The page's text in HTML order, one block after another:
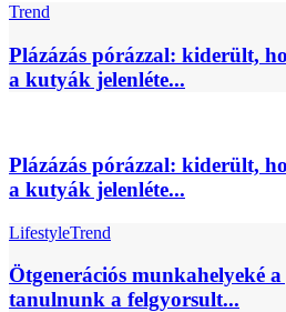
Trend
Plázázás pórázzal: kiderült,
a kutyák jelenléte...
Plázázás pórázzal: kiderült,
a kutyák jelenléte...
LifestyleTrend
Ötgenerációs munkahelyeké
tanulnunk a felgyorsult...